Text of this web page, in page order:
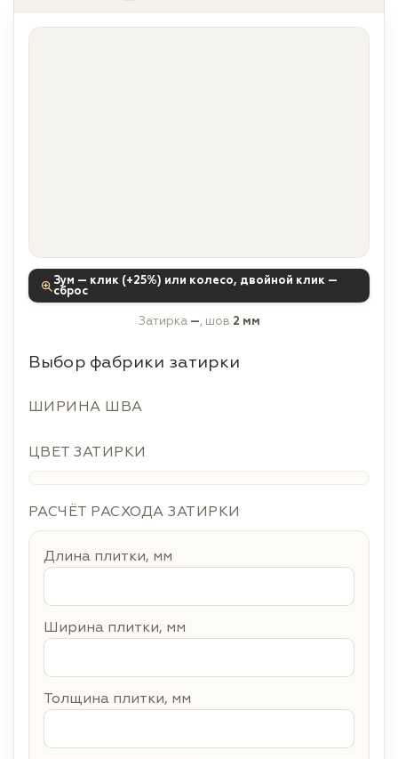
Зум — клик (+25%) или колесо, двойной клик —
сброс
Затирка —, шов 2 мм
Выбор фабрики затирки
ШИРИНА ШВА
ЦВЕТ ЗАТИРКИ
РАСЧЁТ РАСХОДА ЗАТИРКИ
Длина плитки, мм
Ширина плитки, мм
Толщина плитки, мм